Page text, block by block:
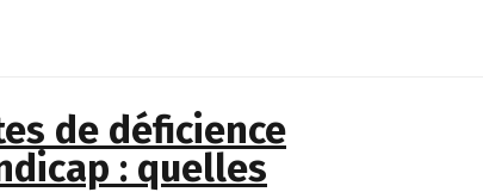
de déficience
: quelles